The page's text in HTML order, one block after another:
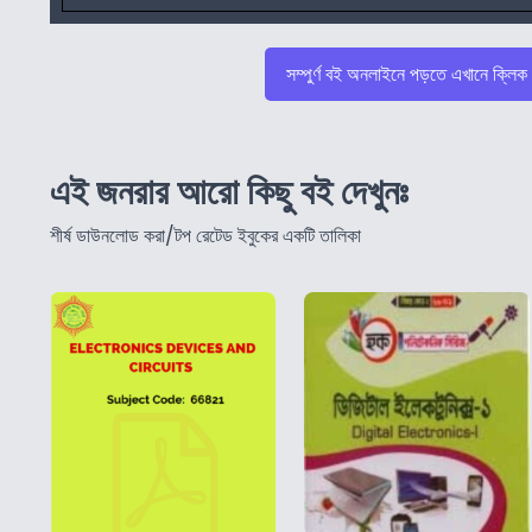
সম্পুর্ণ বই অনলাইনে পড়তে এখানে
এই জনরার আরো কিছু বই দেখুনঃ
শীর্ষ ডাউনলোড করা/টপ রেটেড ইবুকের একটি তালিকা